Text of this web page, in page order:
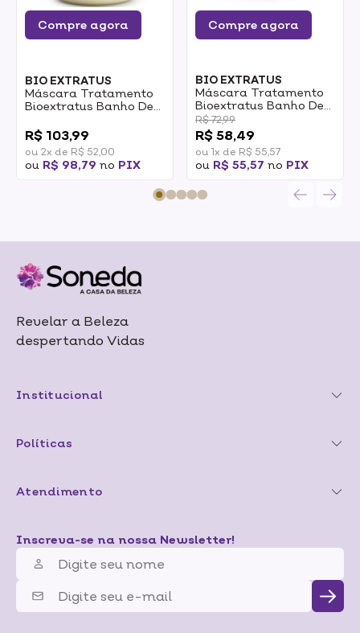
Compre agora
BIO EXTRATUS
Máscara Tratamento
Bioextratus Banho De
R$ 103,99
ou 2x de R$ 52,00
ou R$ 98,79 no PIX
Compre agora
BIO EXTRATUS
Máscara Tratamento
Bioextratus Banho De
Creme Cachos 500g
R$ 72,99
R$ 58,49
ou 1x de R$ 55,57
ou R$ 55,57 no PIX
Revelar a Beleza
despertando Vidas
Institucional
Políticas
Atendimento
Inscreva-se na nossa Newsletter!